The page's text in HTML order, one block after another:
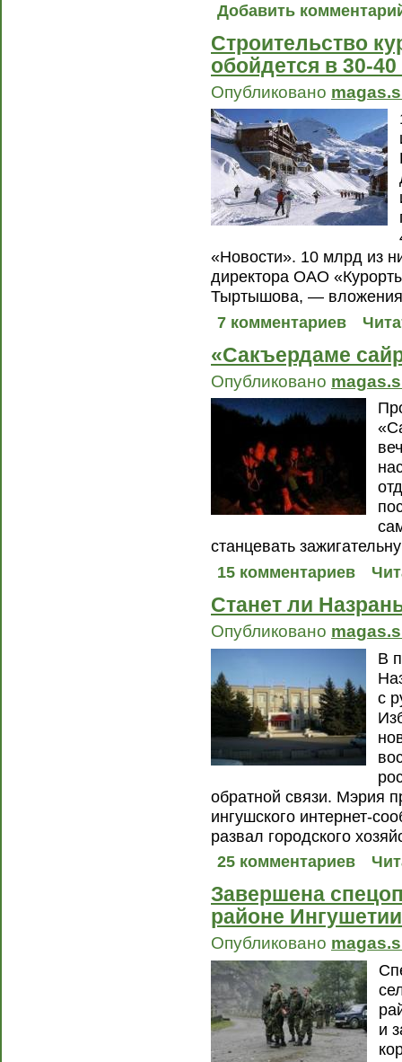
Добавить
Строительство
обойдется в 30-
Опубликовано
«Новости». 10 млрд из
директора ОАО
Тыртышова, — вложения
7 комментариев
«Сакъердаме
Опубликовано
станцевать
15 комментариев
Станет ли
Опубликовано
В
с
обратной связи. Мэрия
ингушского интернет-
развал городского
25 комментариев
Завершена
районе Ингушетии
Опубликовано
и